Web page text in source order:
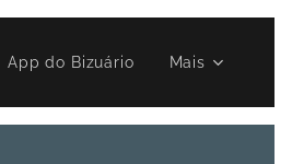
App do Bizuário Mais